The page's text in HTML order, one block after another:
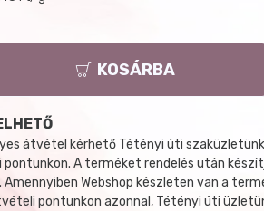
KOSÁRBA
átvétel kérhető Tétényi úti
A terméket rendelés után
Amennyiben Webshop készleten van a
pontunkon azonnal, Tétényi úti